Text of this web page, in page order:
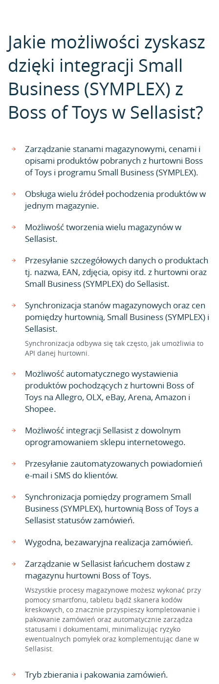
Jakie możliwości zyskasz
dzięki integracji Small
Business (SYMPLEX) z
Boss of Toys w Sellasist?
Zarządzanie stanami magazynowymi, cenami i
opisami produktów pobranych z hurtowni Boss
of Toys i programu Small Business (SYMPLEX).
Obsługa wielu źródeł pochodzenia produktów w
jednym magazynie.
Możliwość tworzenia wielu magazynów w
Sellasist.
Przesyłanie szczegółowych danych o produktach
tj. nazwa, EAN, zdjęcia, opisy itd. z hurtowni oraz
Small Business (SYMPLEX) do Sellasist.
Synchronizacja stanów magazynowych oraz cen
pomiędzy hurtownią, Small Business (SYMPLEX) i
Sellasist.
Synchronizacja odbywa się tak często, jak umożliwia to
API danej hurtowni.
Możliwość automatycznego wystawienia
produktów pochodzących z hurtowni Boss of
Toys na Allegro, OLX, eBay, Arena, Amazon i
Shopee.
Możliwość integracji Sellasist z dowolnym
oprogramowaniem sklepu internetowego.
Przesyłanie zautomatyzowanych powiadomień
e-mail i SMS do klientów.
Synchronizacja pomiędzy programem Small
Business (SYMPLEX), hurtownią Boss of Toys a
Sellasist statusów zamówień.
Wygodna, bezawaryjna realizacja zamówień.
Zarządzanie w Sellasist łańcuchem dostaw z
magazynu hurtowni Boss of Toys.
Wszystkie procesy magazynowe możesz wykonać przy
pomocy smartfonu, tabletu bądź skanera kodów
kreskowych, co znacznie przyspieszy kompletowanie i
pakowanie zamówień oraz automatycznie zarządza
statusami i dokumentami, minimalizując ryzyko
ewentualnych pomyłek oraz komplementując dane w
Sellasist.
Tryb zbierania i pakowania zamówień.